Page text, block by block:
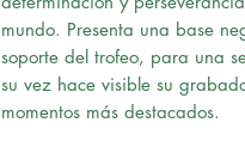
mundo. Presenta una base
soporte del trofeo, para una
su vez hace visible su
momentos más destacados.